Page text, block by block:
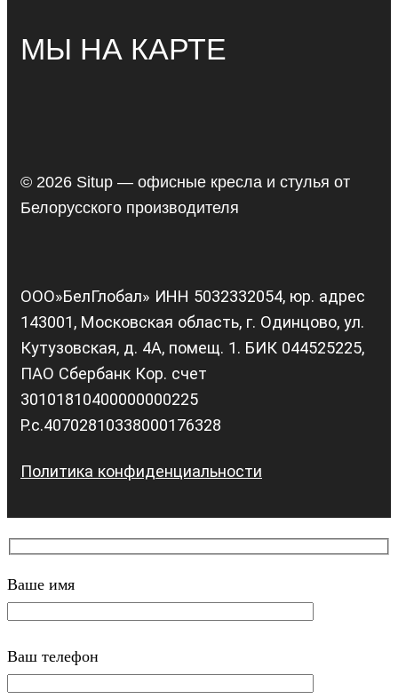
МЫ НА КАРТЕ
© 2026 Situp — офисные кресла и стулья от
Белорусского производителя
ООО»БелГлобал» ИНН 5032332054, юр. адрес
143001, Московская область, г. Одинцово, ул.
Кутузовская, д. 4А, помещ. 1. БИК 044525225,
ПАО Сбербанк Кор. счет
30101810400000000225
Р.с.40702810338000176328
Политика конфиденциальности
Ваше имя
Ваш телефон